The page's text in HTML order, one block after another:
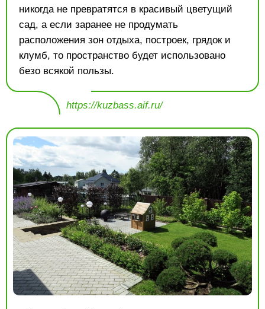
никогда не превратятся в красивый цветущий
сад, а если заранее не продумать
расположения зон отдыха, построек, грядок и
клумб, то пространство будет использовано
безо всякой пользы.
https://kuzbass.aif.ru/